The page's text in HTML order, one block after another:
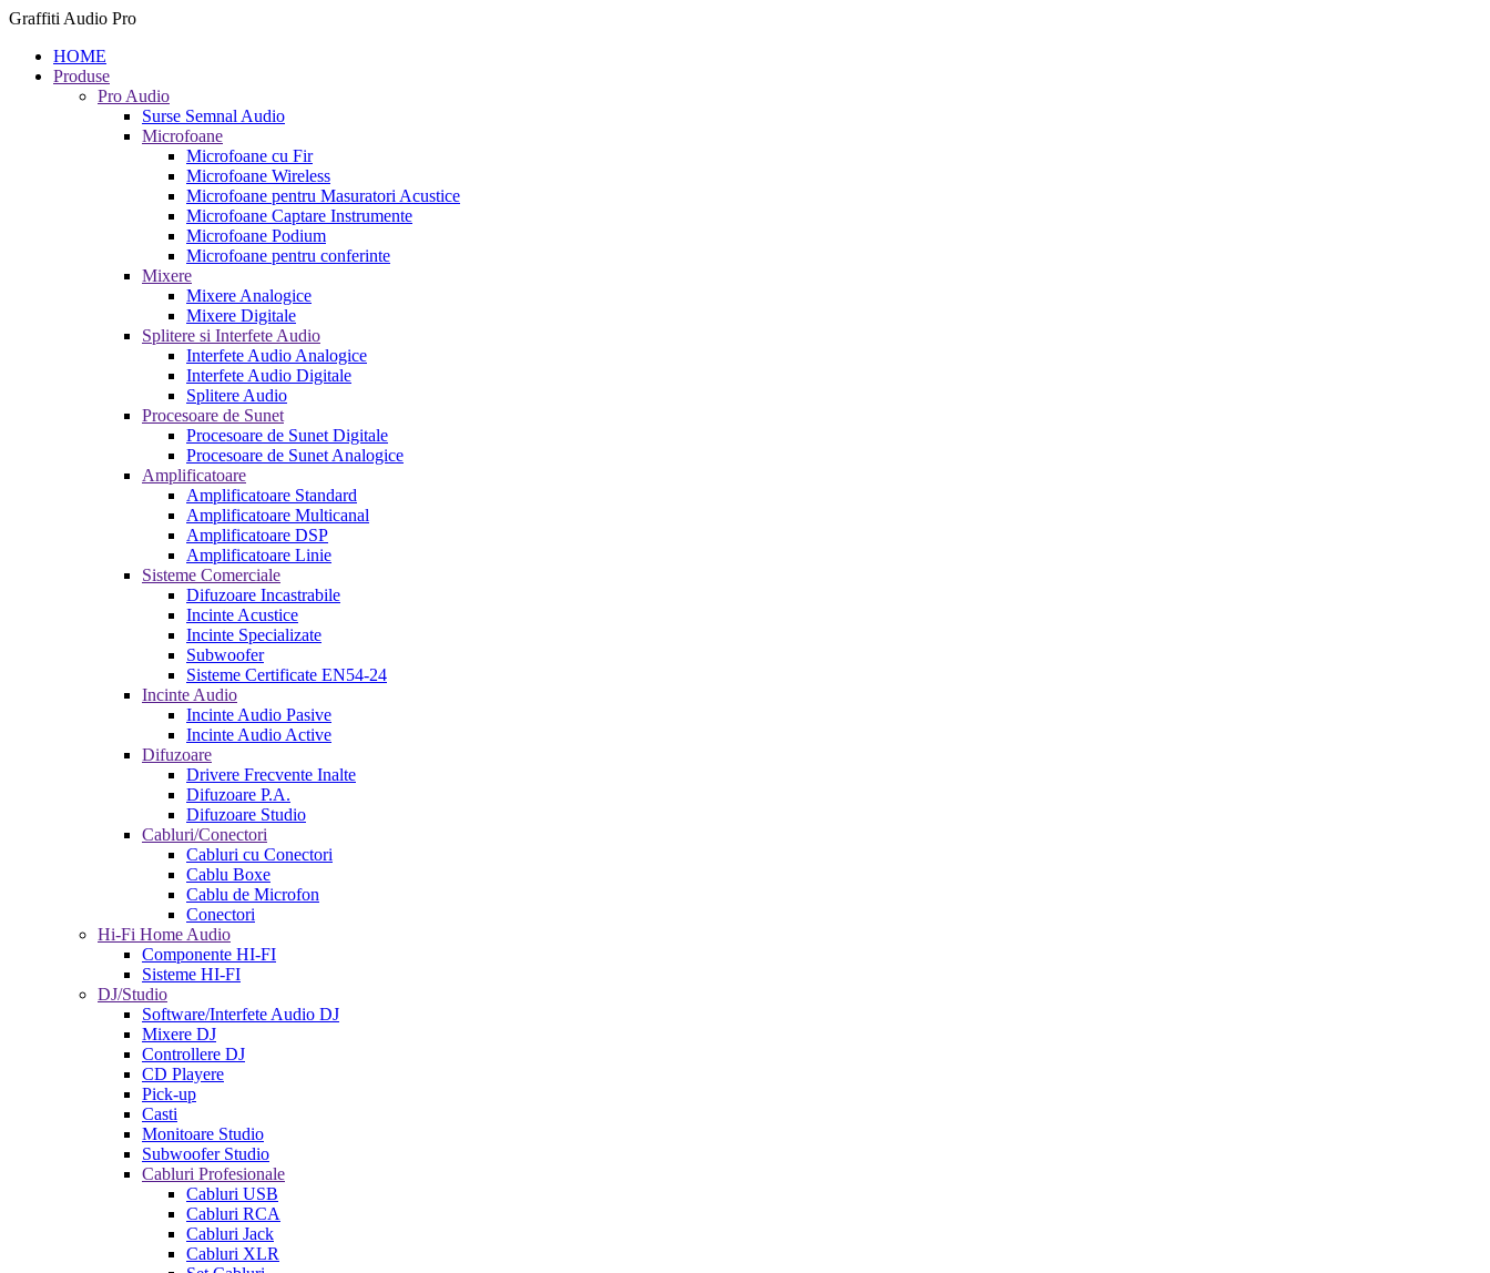
Graffiti Audio Pro
HOME
Produse
Pro Audio
Surse Semnal Audio
Microfoane
Microfoane cu Fir
Microfoane Wireless
Microfoane pentru Masuratori Acustice
Microfoane Captare Instrumente
Microfoane Podium
Microfoane pentru conferinte
Mixere
Mixere Analogice
Mixere Digitale
Splitere si Interfete Audio
Interfete Audio Analogice
Interfete Audio Digitale
Splitere Audio
Procesoare de Sunet
Procesoare de Sunet Digitale
Procesoare de Sunet Analogice
Amplificatoare
Amplificatoare Standard
Amplificatoare Multicanal
Amplificatoare DSP
Amplificatoare Linie
Sisteme Comerciale
Difuzoare Incastrabile
Incinte Acustice
Incinte Specializate
Subwoofer
Sisteme Certificate EN54-24
Incinte Audio
Incinte Audio Pasive
Incinte Audio Active
Difuzoare
Drivere Frecvente Inalte
Difuzoare P.A.
Difuzoare Studio
Cabluri/Conectori
Cabluri cu Conectori
Cablu Boxe
Cablu de Microfon
Conectori
Hi-Fi Home Audio
Componente HI-FI
Sisteme HI-FI
DJ/Studio
Software/Interfete Audio DJ
Mixere DJ
Controllere DJ
CD Playere
Pick-up
Casti
Monitoare Studio
Subwoofer Studio
Cabluri Profesionale
Cabluri USB
Cabluri RCA
Cabluri Jack
Cabluri XLR